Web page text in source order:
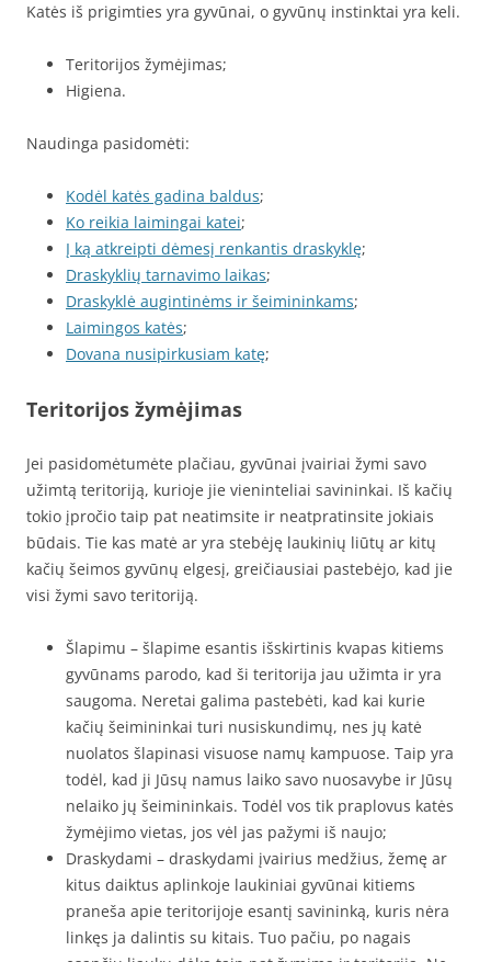
Katės iš prigimties yra gyvūnai, o gyvūnų instinktai yra keli.
Teritorijos žymėjimas;
Higiena.
Naudinga pasidomėti:
Kodėl katės gadina baldus;
Ko reikia laimingai katei;
Į ką atkreipti dėmesį renkantis draskyklę;
Draskyklių tarnavimo laikas;
Draskyklė augintinėms ir šeimininkams;
Laimingos katės;
Dovana nusipirkusiam katę;
Teritorijos žymėjimas
Jei pasidomėtumėte plačiau, gyvūnai įvairiai žymi savo
užimtą teritoriją, kurioje jie vieninteliai savininkai. Iš kačių
tokio įpročio taip pat neatimsite ir neatpratinsite jokiais
būdais. Tie kas matė ar yra stebėję laukinių liūtų ar kitų
kačių šeimos gyvūnų elgesį, greičiausiai pastebėjo, kad jie
visi žymi savo teritoriją.
Šlapimu – šlapime esantis išskirtinis kvapas kitiems
gyvūnams parodo, kad ši teritorija jau užimta ir yra
saugoma. Neretai galima pastebėti, kad kai kurie
kačių šeimininkai turi nusiskundimų, nes jų katė
nuolatos šlapinasi visuose namų kampuose. Taip yra
todėl, kad ji Jūsų namus laiko savo nuosavybe ir Jūsų
nelaiko jų šeimininkais. Todėl vos tik praplovus katės
žymėjimo vietas, jos vėl jas pažymi iš naujo;
Draskydami – draskydami įvairius medžius, žemę ar
kitus daiktus aplinkoje laukiniai gyvūnai kitiems
praneša apie teritorijoje esantį savininką, kuris nėra
linkęs ja dalintis su kitais. Tuo pačiu, po nagais